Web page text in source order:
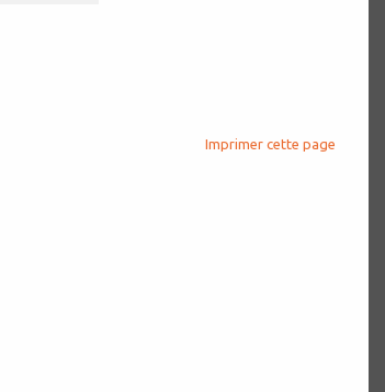
Imprimer cette page